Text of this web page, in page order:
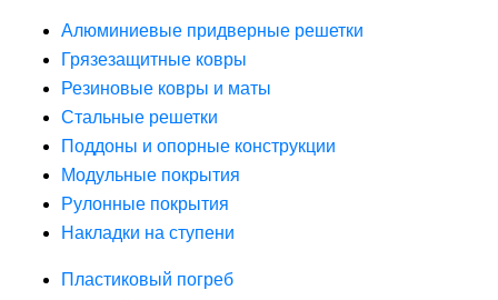
Алюминиевые придверные решетки
Грязезащитные ковры
Резиновые ковры и маты
Стальные решетки
Поддоны и опорные конструкции
Модульные покрытия
Рулонные покрытия
Накладки на ступени
Пластиковый погреб